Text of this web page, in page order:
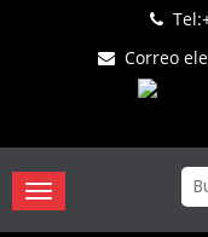
Tel:
Correo